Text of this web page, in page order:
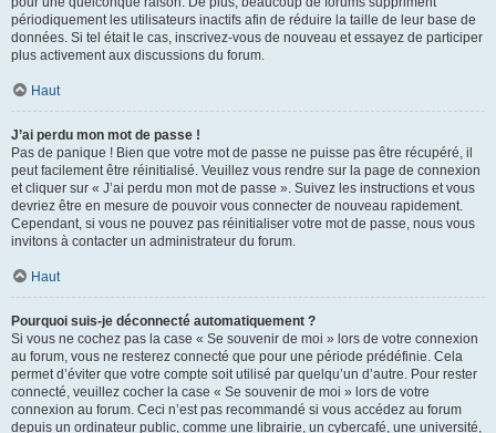
périodiquement les utilisateurs inactifs afin de réduire la taille de leur base de
données. Si tel était le cas, inscrivez-vous de nouveau et essayez de participer
plus activement aux discussions du forum.
Haut
J’ai perdu mon mot de passe !
Pas de panique ! Bien que votre mot de passe ne puisse pas être récupéré, il
peut facilement être réinitialisé. Veuillez vous rendre sur la page de connexion
et cliquer sur « J’ai perdu mon mot de passe ». Suivez les instructions et vous
devriez être en mesure de pouvoir vous connecter de nouveau rapidement.
Cependant, si vous ne pouvez pas réinitialiser votre mot de passe, nous vous
invitons à contacter un administrateur du forum.
Haut
Pourquoi suis-je déconnecté automatiquement ?
Si vous ne cochez pas la case « Se souvenir de moi » lors de votre connexion
au forum, vous ne resterez connecté que pour une période prédéfinie. Cela
permet d’éviter que votre compte soit utilisé par quelqu’un d’autre. Pour rester
connecté, veuillez cocher la case « Se souvenir de moi » lors de votre
connexion au forum. Ceci n’est pas recommandé si vous accédez au forum
depuis un ordinateur public, comme une librairie, un cybercafé, une université,